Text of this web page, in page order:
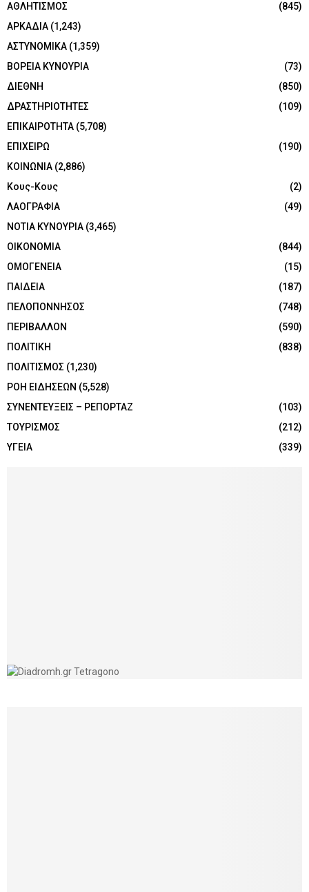
ΑΘΛΗΤΙΣΜΟΣ
(845)
ΑΡΚΑΔΙΑ (1,243)
ΑΣΤΥΝΟΜΙΚΑ (1,359)
ΒΟΡΕΙΑ ΚΥΝΟΥΡΙΑ
(73)
ΔΙΕΘΝΗ
(850)
ΔΡΑΣΤΗΡΙΟΤΗΤΕΣ
(109)
ΕΠΙΚΑΙΡΟΤΗΤΑ (5,708)
ΕΠΙΧΕΙΡΩ
(190)
ΚΟΙΝΩΝΙΑ (2,886)
Κους-Κους
(2)
ΛΑΟΓΡΑΦΙΑ
(49)
ΝΟΤΙΑ ΚΥΝΟΥΡΙΑ (3,465)
ΟΙΚΟΝΟΜΙΑ
(844)
ΟΜΟΓΕΝΕΙΑ
(15)
ΠΑΙΔΕΙΑ
(187)
ΠΕΛΟΠΟΝΝΗΣΟΣ
(748)
ΠΕΡΙΒΑΛΛΟΝ
(590)
ΠΟΛΙΤΙΚΗ
(838)
ΠΟΛΙΤΙΣΜΟΣ (1,230)
ΡΟΗ ΕΙΔΗΣΕΩΝ (5,528)
ΣΥΝΕΝΤΕΥΞΕΙΣ – ΡΕΠΟΡΤΑΖ
(103)
ΤΟΥΡΙΣΜΟΣ
(212)
ΥΓΕΙΑ
(339)